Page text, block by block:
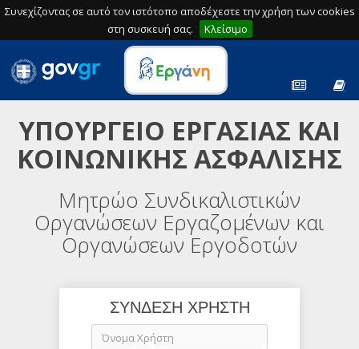
Συνεχίζοντας σε αυτό τον ιστότοπο αποδέχεστε την χρήση των cookies
στη συσκευή σας.
Κλείσιμο
ΥΠΟΥΡΓΕΙΟ ΕΡΓΑΣΙΑΣ ΚΑΙ
ΚΟΙΝΩΝΙΚΗΣ ΑΣΦΑΛΙΣΗΣ
Μητρώο Συνδικαλιστικών
Οργανώσεων Εργαζομένων και
Οργανώσεων Εργοδοτών
ΣΥΝΔΕΣΗ ΧΡΗΣΤΗ